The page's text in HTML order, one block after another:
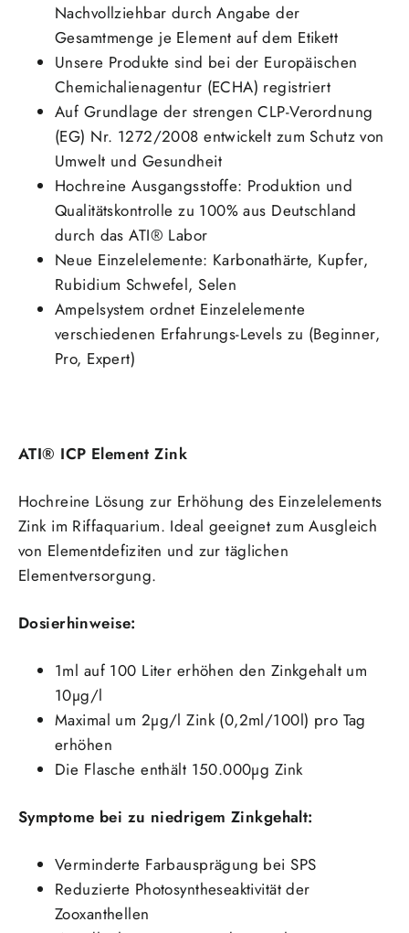
Nachvollziehbar durch Angabe der
Gesamtmenge je Element auf dem Etikett
Unsere Produkte sind bei der Europäischen
Chemichalienagentur (ECHA) registriert
Auf Grundlage der strengen CLP-Verordnung
(EG) Nr. 1272/2008 entwickelt zum Schutz von
Umwelt und Gesundheit
Hochreine Ausgangsstoffe: Produktion und
Qualitätskontrolle zu 100% aus Deutschland
durch das ATI® Labor
Neue Einzelelemente: Karbonathärte, Kupfer,
Rubidium Schwefel, Selen
Ampelsystem ordnet Einzelelemente
verschiedenen Erfahrungs-Levels zu (Beginner,
Pro, Expert)
ATI® ICP Element Zink
Hochreine Lösung zur Erhöhung des Einzelelements
Zink im Riffaquarium. Ideal geeignet zum Ausgleich
von Elementdefiziten und zur täglichen
Elementversorgung.
Dosierhinweise:
1ml auf 100 Liter erhöhen den Zinkgehalt um
10µg/l
Maximal um 2µg/l Zink (0,2ml/100l) pro Tag
erhöhen
Die Flasche enthält 150.000µg Zink
Symptome bei zu niedrigem Zinkgehalt:
Verminderte Farbausprägung bei SPS
Reduzierte Photosyntheseaktivität der
Zooxanthellen